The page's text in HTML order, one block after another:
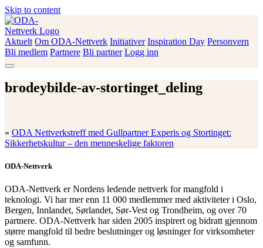
Skip to content
ODA-Nettverk
Aktuelt Om ODA-Nettverk Initiativer Inspiration Day Personvern
Bli medlem Partnere Bli partner Logg inn
brodeybilde-av-stortinget_deling
« ODA Nettverkstreff med Gullpartner Experis og Stortinget:
Sikkerhetskultur – den menneskelige faktoren
ODA-Nettverk
ODA-Nettverk er Nordens ledende nettverk for mangfold i
teknologi. Vi har mer enn 11 000 medlemmer med aktiviteter i Oslo,
Bergen, Innlandet, Sørlandet, Sør-Vest og Trondheim, og over 70
partnere. ODA-Nettverk har siden 2005 inspirert og bidratt gjennom
større mangfold til bedre beslutninger og løsninger for virksomheter
og samfunn.